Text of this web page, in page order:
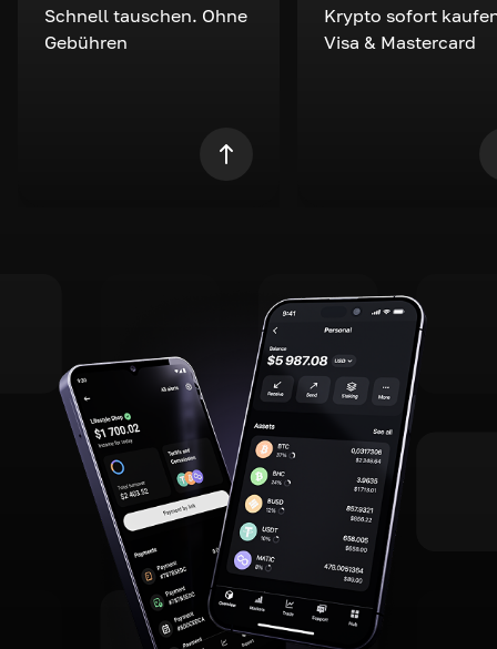
Schnell tauschen. Ohne
Gebühren
Krypto sofort
Visa & Mastercard